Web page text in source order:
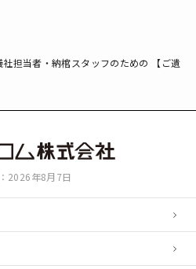
社担当者・納棺スタッフのための 【ご遺
2026年8月7日